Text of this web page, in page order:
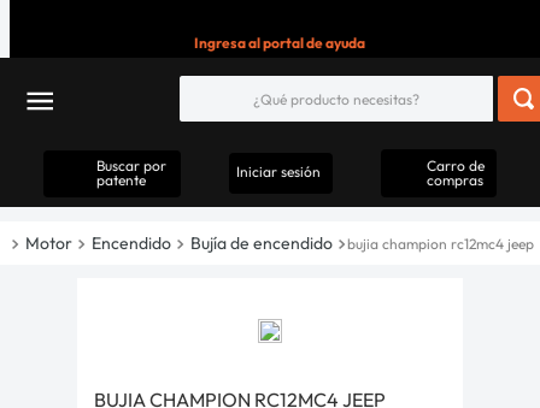
Ingresa al portal de ayuda
Buscar por
patente
Iniciar sesión
Carro de
compras
Motor Encendido Bujía de encendido bujia champion rc12mc4 jeep
BUJIA CHAMPION RC12MC4 JEEP